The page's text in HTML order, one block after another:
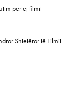
përtej filmit
Shtetëror të Filmit